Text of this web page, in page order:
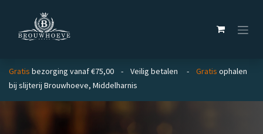
Gratis bezorging vanaf €75,00 - Veilig betalen - Gratis ophalen
bij slijterij Brouwhoeve, Middelharnis